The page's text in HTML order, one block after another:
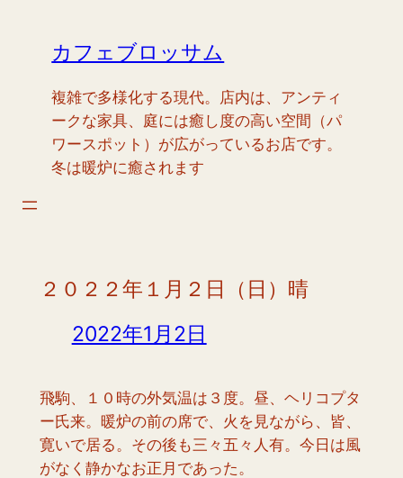
カフェブロッサム
複雑で多様化する現代。店内は、アンティ
ークな家具、庭には癒し度の高い空間（パ
ワースポット）が広がっているお店です。
冬は暖炉に癒されます
２０２２年１月２日（日）晴
2022年1月2日
飛駒、１０時の外気温は３度。昼、ヘリコプタ
ー氏来。暖炉の前の席で、火を見ながら、皆、
寛いで居る。その後も三々五々人有。今日は風
がなく静かなお正月であった。